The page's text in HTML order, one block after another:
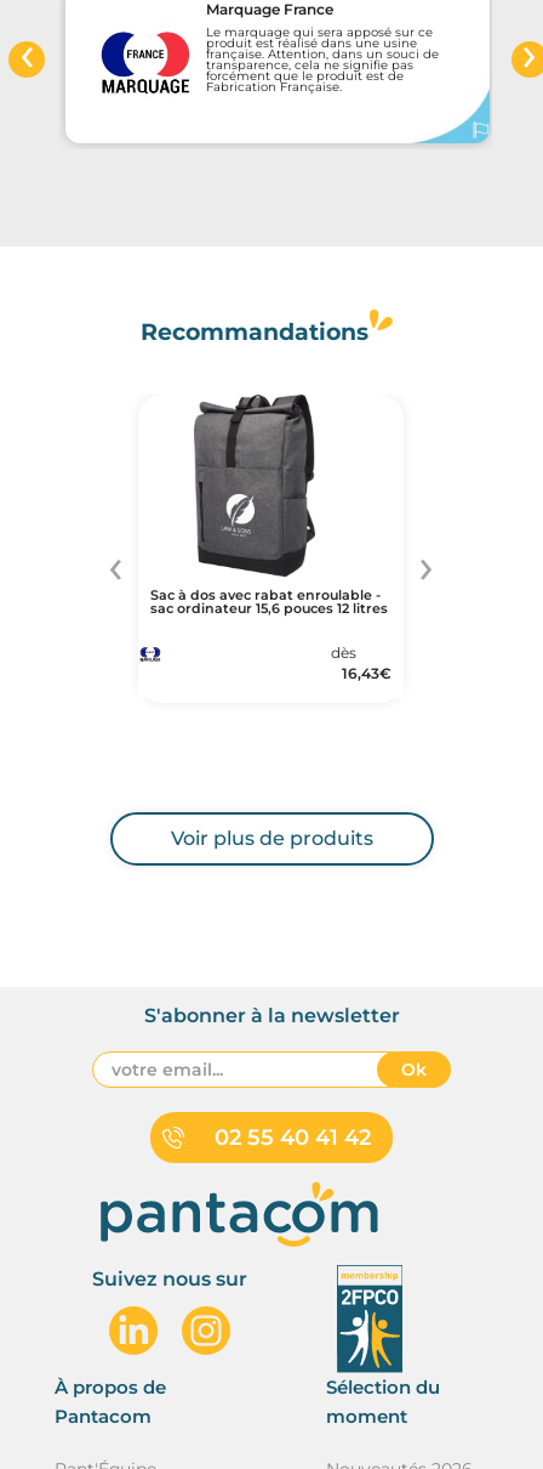
Marquage France
Le marquage qui sera apposé sur ce
produit est réalisé dans une usine
française. Attention, dans un souci de
transparence, cela ne signifie pas
forcément que le produit est de
Fabrication Française.
‹ ›
Recommandations
Sac à dos avec rabat enroulable -
sac ordinateur 15,6 pouces 12 litres
dès
16,43€
‹ ›
Voir plus de produits
02 55 40 41 42
S'abonner à la newsletter
Ok
Suivez nous sur
À propos de
Pantacom
Sélection du
moment